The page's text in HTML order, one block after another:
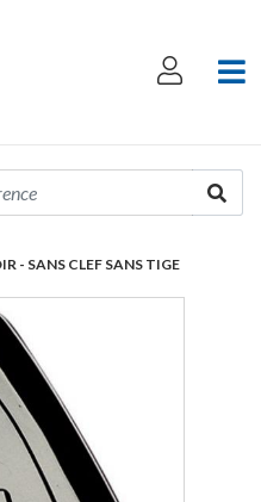
- SANS CLEF SANS TIGE